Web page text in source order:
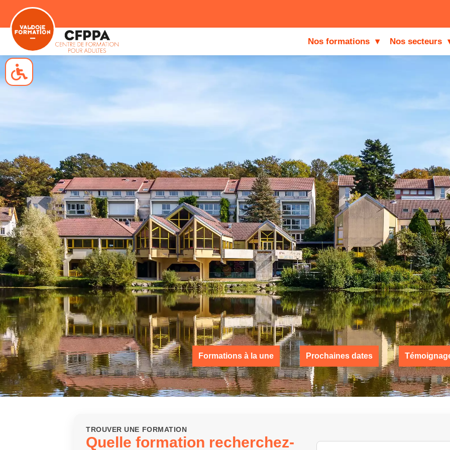
Nos formations ▾ Nos secteurs
Formations à la une Prochaines dates
TROUVER UNE FORMATION
Quelle formation recherchez- Rechercher une formation
Navigation clavier
Niveau de gris Négatif
Liens soulignés Grossir
Curseur noir Curseur blanc
Titres soulignés Info-bulles